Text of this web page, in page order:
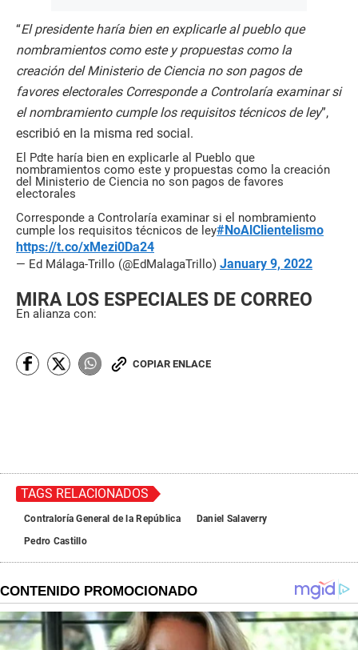
“El presidente haría bien en explicarle al pueblo que
nombramientos como este y propuestas como la
creación del Ministerio de Ciencia no son pagos de
favores electorales Corresponde a Controlaría examinar si
el nombramiento cumple los requisitos técnicos de ley”,
escribió en la misma red social.
El Pdte haría bien en explicarle al Pueblo que
nombramientos como este y propuestas como la creación
del Ministerio de Ciencia no son pagos de favores
electorales
Corresponde a Controlaría examinar si el nombramiento
cumple los requisitos técnicos de ley#NoAlClientelismo
https://t.co/xMezi0Da24
— Ed Málaga-Trillo (@EdMalagaTrillo) January 9, 2022
MIRA LOS ESPECIALES DE CORREO
En alianza con:
COPIAR ENLACE
TAGS RELACIONADOS
Contraloría General de la República
Daniel Salaverry
Pedro Castillo